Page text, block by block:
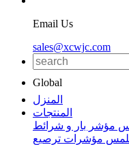
Email Us
sales@xcwjc.com
Global
المنزل
المنتجات
مؤشر بار و شرائط
مؤشرات ترصيع